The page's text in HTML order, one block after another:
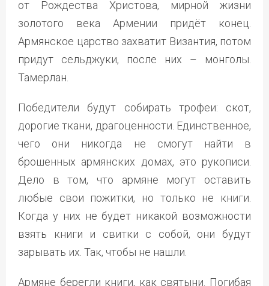
от Рождества Христова, мирной жизни
золотого века Армении придёт конец.
Армянское царство захватит Византия, потом
придут сельджуки, после них – монголы.
Тамерлан.
Победители будут собирать трофеи: скот,
дорогие ткани, драгоценности. Единственное,
чего они никогда не смогут найти в
брошенных армянских домах, это рукописи.
Дело в том, что армяне могут оставить
любые свои пожитки, но только не книги.
Когда у них не будет никакой возможности
взять книги и свитки с собой, они будут
зарывать их. Так, чтобы не нашли.
Армяне берегли книги, как святыни. Погибая